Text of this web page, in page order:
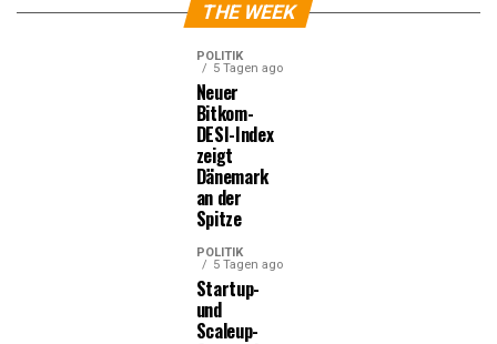
THE WEEK
POLITIK
5 Tagen ago
Neuer
Bitkom-
DESI-Index
zeigt
Dänemark
an der
Spitze
POLITIK
5 Tagen ago
Startup-
und
Scaleup-